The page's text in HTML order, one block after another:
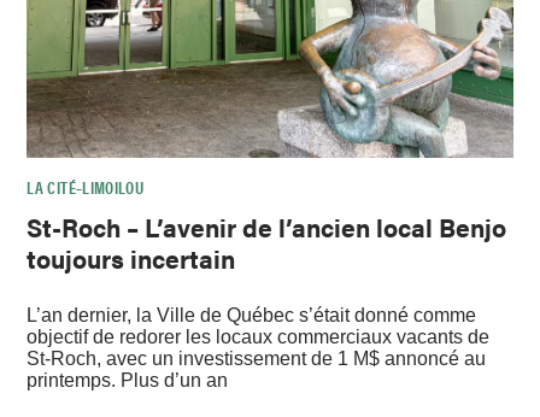
LA CITÉ–LIMOILOU
St-Roch – L’avenir de l’ancien local Benjo
toujours incertain
L’an dernier, la Ville de Québec s’était donné comme
objectif de redorer les locaux commerciaux vacants de
St-Roch, avec un investissement de 1 M$ annoncé au
printemps. Plus d’un an